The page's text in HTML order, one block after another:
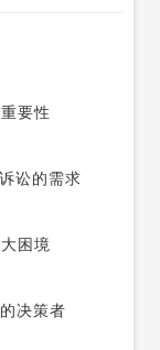
重要性
讼的需求
困境
决策者